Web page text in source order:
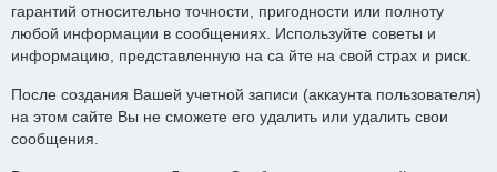
гарантий относительно точности, пригодности или полноту
любой информации в сообщениях. Используйте советы и
информацию, представленную на са йте на свой страх и риск.
После создания Вашей учетной записи (аккаунта пользователя)
на этом сайте Вы не сможете его удалить или удалить свои
сообщения.